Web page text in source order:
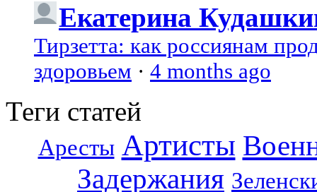
Екатерина
Тирзетта: как россиянам
здоровьем · 4 months ago
Теги статей
Аресты Артисты
Задержания